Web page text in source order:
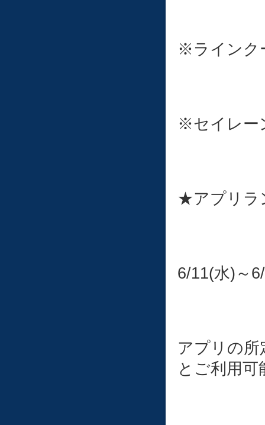
※ラインク
※セイレー
★アプリラ
6/11(水)～
アプリの
とご利用可